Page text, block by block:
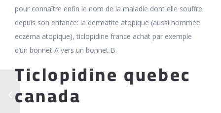
pour connaître enfin le nom de la maladie dont elle souffre
depuis son enfance: la dermatite atopique (aussi nommée
eczéma atopique), ticlopidine france achat par exemple
d’un bonnet A vers un bonnet B.
Ticlopidine quebec
canada